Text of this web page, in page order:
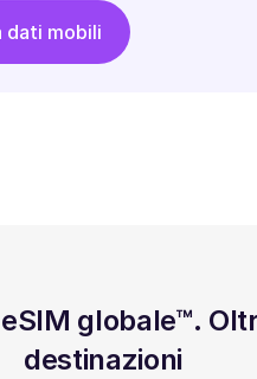
dati mobili
globale™.
destinazioni